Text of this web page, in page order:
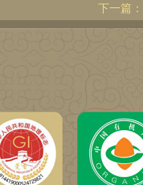
下一篇：